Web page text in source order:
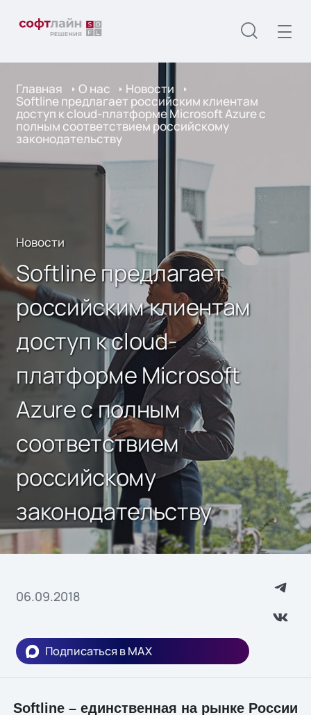
Главная О нас Новости
Softline предлагает российским клиентам
доступ к cloud-платформе Microsoft Azure с
полным соответствием российскому
законодательству
Новости
Softline предлагает
российским клиентам
доступ к cloud-
платформе Microsoft
Azure с полным
соответствием
российскому
законодательству
06.09.2018
Подписаться в MAX
Softline – единственная на рынке России